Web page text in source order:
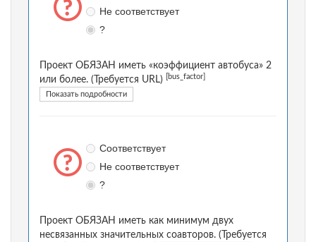
Не соответствует
?
Проект ОБЯЗАН иметь «коэффициент автобуса» 2
или более. (Требуется URL)
[bus_factor]
Показать подробности
Соответствует
Не соответствует
?
Проект ОБЯЗАН иметь как минимум двух
несвязанных значительных соавторов. (Требуется